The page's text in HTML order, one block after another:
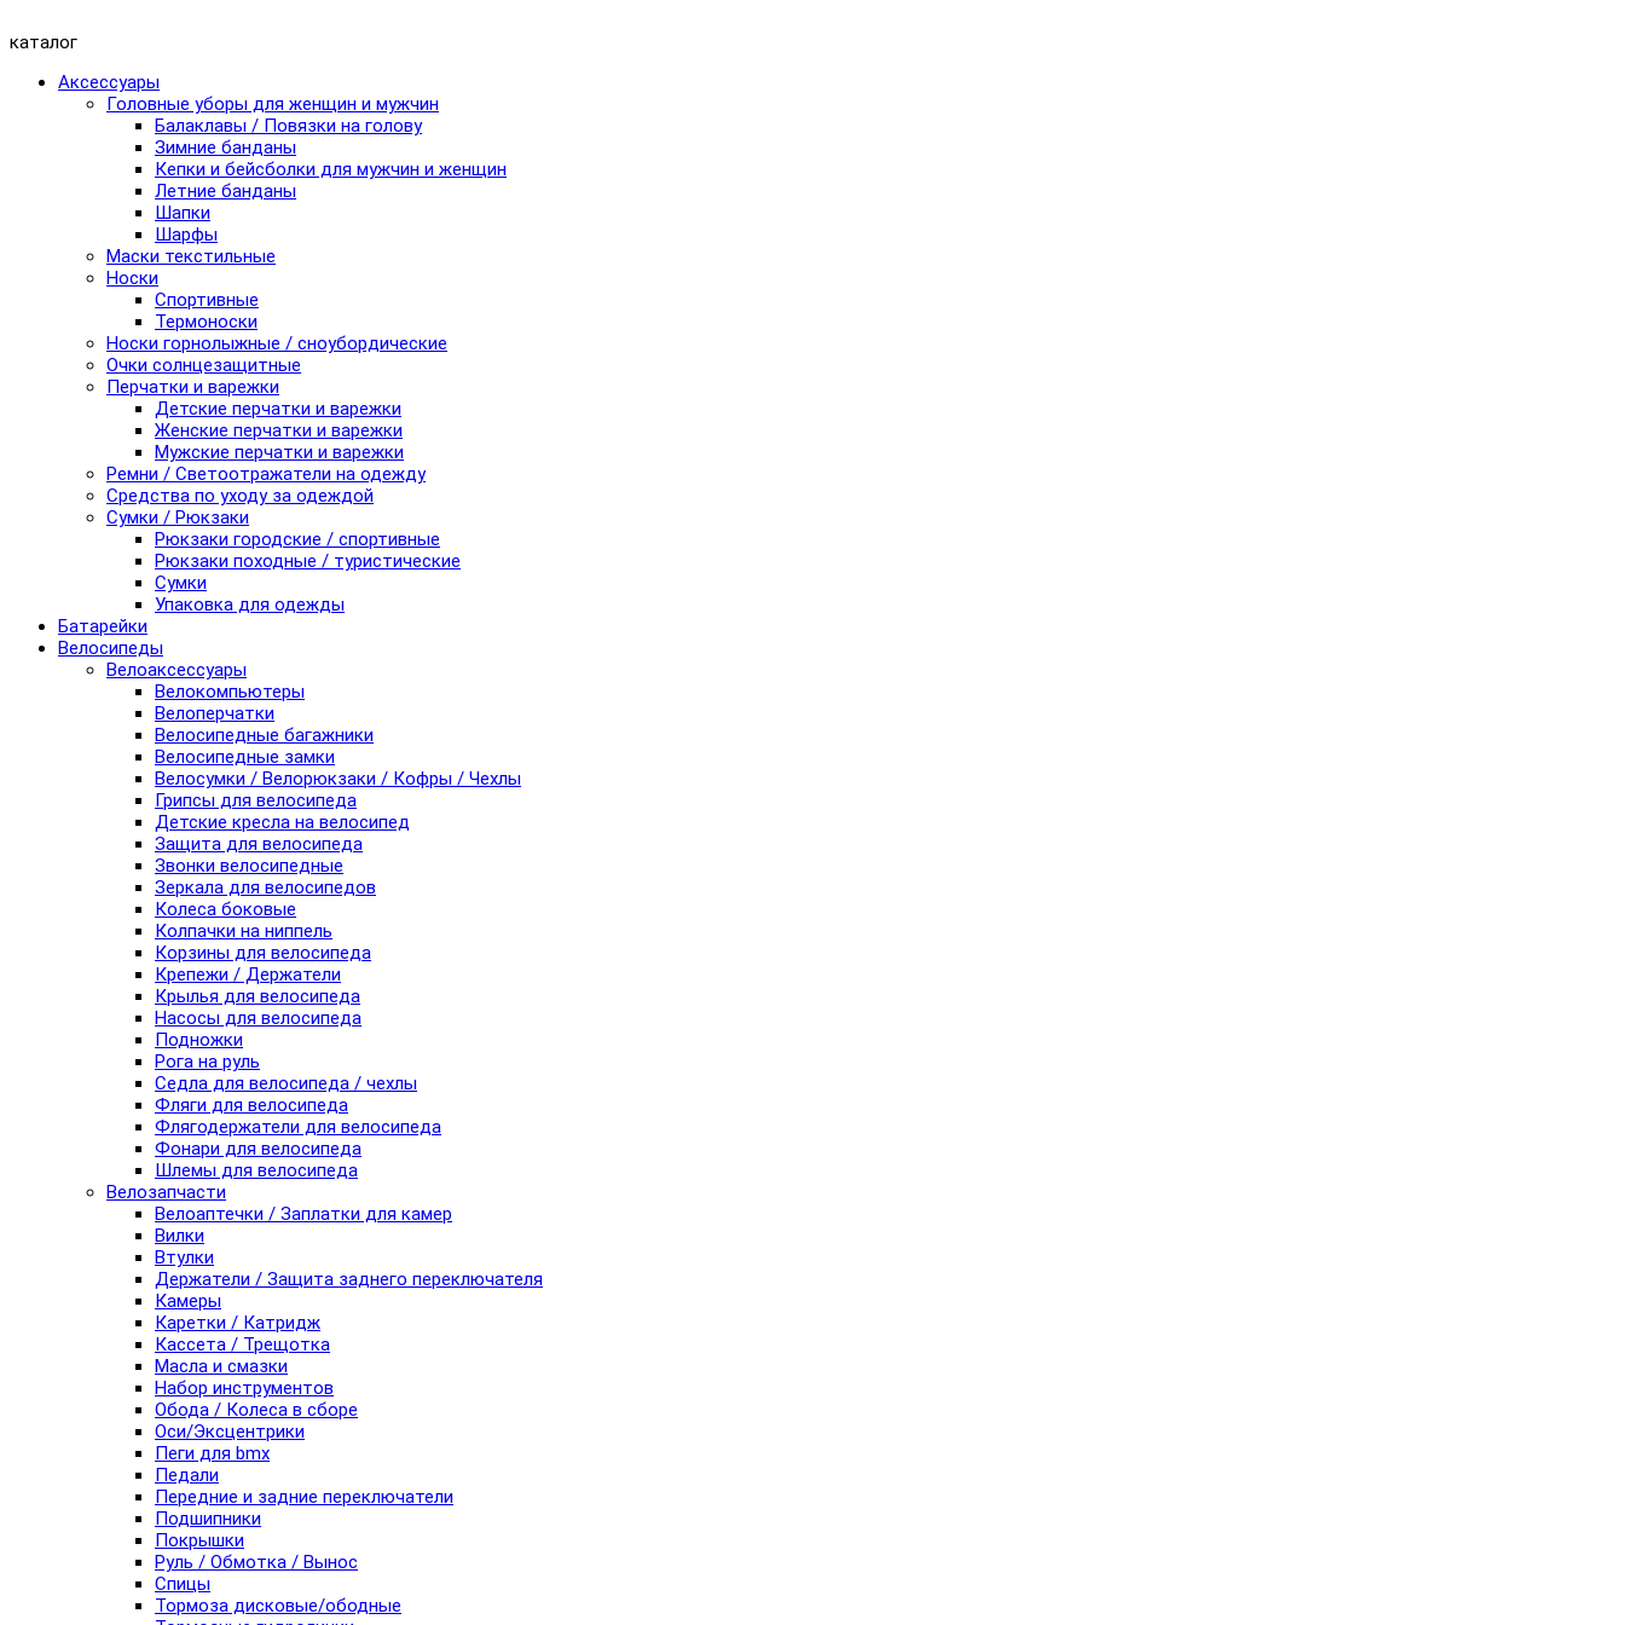
каталог
Аксессуары
Головные уборы для женщин и мужчин
Балаклавы / Повязки на голову
Зимние банданы
Кепки и бейсболки для мужчин и женщин
Летние банданы
Шапки
Шарфы
Маски текстильные
Носки
Спортивные
Термоноски
Носки горнолыжные / сноубордические
Очки солнцезащитные
Перчатки и варежки
Детские перчатки и варежки
Женские перчатки и варежки
Мужские перчатки и варежки
Ремни / Светоотражатели на одежду
Средства по уходу за одеждой
Сумки / Рюкзаки
Рюкзаки городские / спортивные
Рюкзаки походные / туристические
Сумки
Упаковка для одежды
Батарейки
Велосипеды
Велоаксессуары
Велокомпьютеры
Велоперчатки
Велосипедные багажники
Велосипедные замки
Велосумки / Велорюкзаки / Кофры / Чехлы
Грипсы для велосипеда
Детские кресла на велосипед
Защита для велосипеда
Звонки велосипедные
Зеркала для велосипедов
Колеса боковые
Колпачки на ниппель
Корзины для велосипеда
Крепежи / Держатели
Крылья для велосипеда
Насосы для велосипеда
Подножки
Рога на руль
Седла для велосипеда / чехлы
Фляги для велосипеда
Флягодержатели для велосипеда
Фонари для велосипеда
Шлемы для велосипеда
Велозапчасти
Велоаптечки / Заплатки для камер
Вилки
Втулки
Держатели / Защита заднего переключателя
Камеры
Каретки / Катридж
Кассета / Трещотка
Масла и смазки
Набор инструментов
Обода / Колеса в сборе
Оси/Эксцентрики
Пеги для bmx
Педали
Передние и задние переключатели
Подшипники
Покрышки
Руль / Обмотка / Вынос
Спицы
Тормоза дисковые/ободные